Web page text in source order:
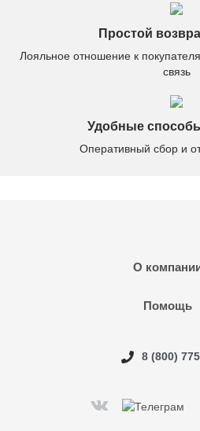
Простой
Лояльное отношение к
связь
Удобные
Оперативный сбор и
О
Помощь
8 (800)